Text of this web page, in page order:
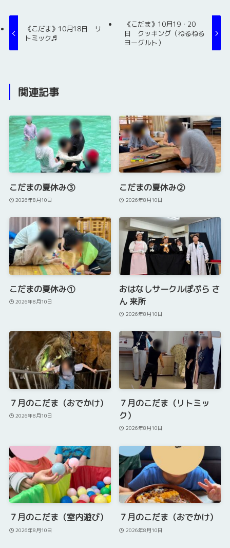
《こだま》10月18日 リ
トミック♬
《こだま》10月19・20
日 クッキング（ねるねる
ヨーグルト）
関連記事
こだまの夏休み③
2026年8月10日
こだまの夏休み②
2026年8月10日
こだまの夏休み①
2026年8月10日
おはなしサークルぽぷら さ
ん 来所
2026年8月10日
７月のこだま（おでかけ）
2026年8月10日
７月のこだま（リトミッ
ク）
2026年8月10日
７月のこだま（室内遊び）
2026年8月10日
７月のこだま（おでかけ）
2026年8月10日